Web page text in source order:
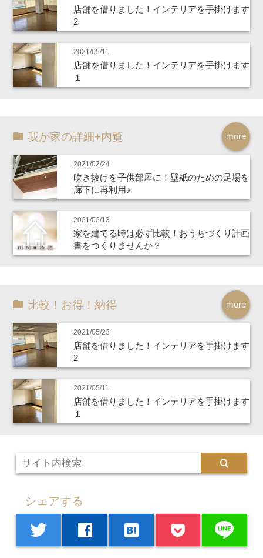
店舗を借りました！インテリアを手掛けます
2
2021/05/11
店舗を借りました！インテリアを手掛けます
１
more
我が家の詳細+内覧
2021/02/24
吹き抜けを子供部屋に！壁紙のための足場を
廊下に再利用♪
2021/02/13
家を建てる時は必ず比較！おうちづくり計画
書をつくりませんか？
more
比較！お得！納得
2021/05/23
店舗を借りました！インテリアを手掛けます
2
2021/05/11
店舗を借りました！インテリアを手掛けます
１
シェアする
twitter facebook hatenabookmark line